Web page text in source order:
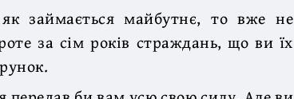
займається майбутнє, то вже не
за сім років страждань, що ви їх